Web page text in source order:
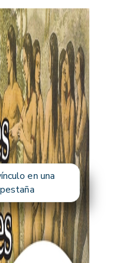
en una